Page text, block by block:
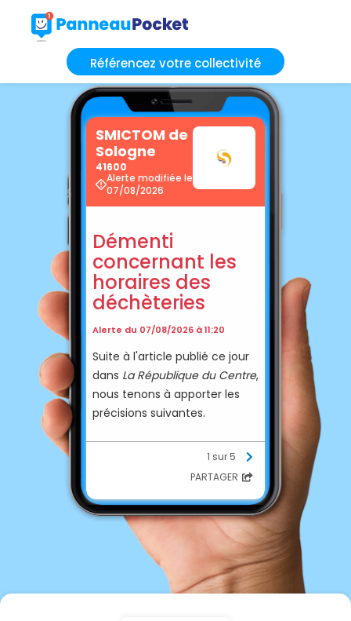
Référencez votre collectivité
SMICTOM de
Sologne
41600
Alerte modifiée le
07/08/2026
Démenti
concernant les
horaires des
déchèteries
Alerte du 07/08/2026 à 11:20
Suite à l'article publié ce jour
dans La République du Centre,
nous tenons à apporter les
précisions suivantes.
Les horaires mentionnés dans
de Marcilly-en-Villette.
Ils ne s'appliquent en aucun
cas aux autres communes
1 sur 5
PARTAGER